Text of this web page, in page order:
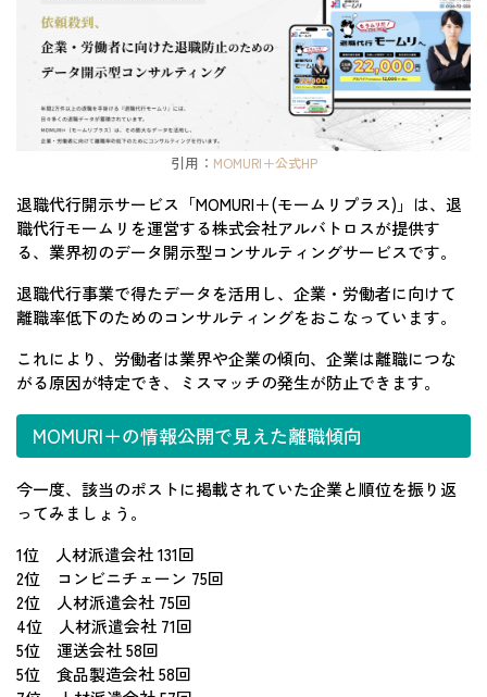
引用： MOMURI＋公式HP
退職代行開示サービス「MOMURI＋(モームリプラス)」は、退
職代行モームリを運営する株式会社アルバトロスが提供す
る、業界初のデータ開示型コンサルティングサービスです。
退職代行事業で得たデータを活用し、企業・労働者に向けて
離職率低下のためのコンサルティングをおこなっています。
これにより、労働者は業界や企業の傾向、企業は離職につな
がる原因が特定でき、ミスマッチの発生が防止できます。
MOMURI＋の情報公開で見えた離職傾向
今一度、該当のポストに掲載されていた企業と順位を振り返
ってみましょう。
1位 人材派遣会社 131回
2位 コンビニチェーン 75回
2位 人材派遣会社 75回
4位 人材派遣会社 71回
5位 運送会社 58回
5位 食品製造会社 58回